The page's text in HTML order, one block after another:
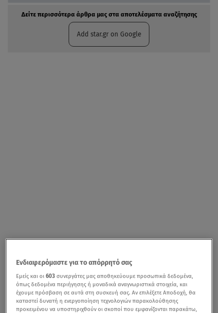
Δείτε περισσότερα άρθρα μας στα αποτελέσματα αναζήτησης
Add star.gr on Google
Ενδιαφερόμαστε για το απόρρητό σας
Εμείς και οι603 συνεργάτες μας αποθηκεύουμε προσωπικά δεδομένα,
όπως δεδομένα περιήγησης ή μοναδικά αναγνωριστικά στοιχεία, και
έχουμε πρόσβαση σε αυτά στη συσκευή σας. Αν επιλέξετε Αποδοχή, θα
καταστεί δυνατή η ενεργοποίηση τεχνολογιών παρακολούθησης
προκειμένου να υποστηριχθούν οι σκοποί που εμφανίζονται παρακάτω,